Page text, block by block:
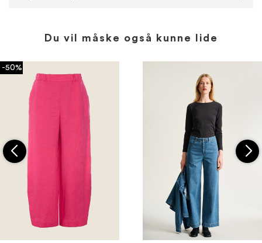
Du vil måske også kunne lide
-50%